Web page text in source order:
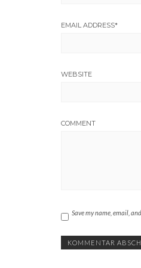
EMAIL ADDRESS*
WEBSITE
COMMENT
Save my name, email,